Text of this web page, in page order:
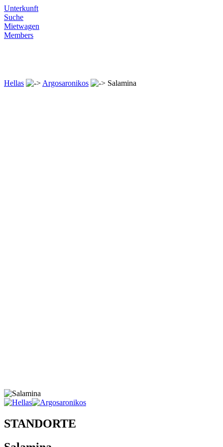
Unterkunft
Suche
Mietwagen
Members
Hellas Argosaronikos Salamina
STANDORTE